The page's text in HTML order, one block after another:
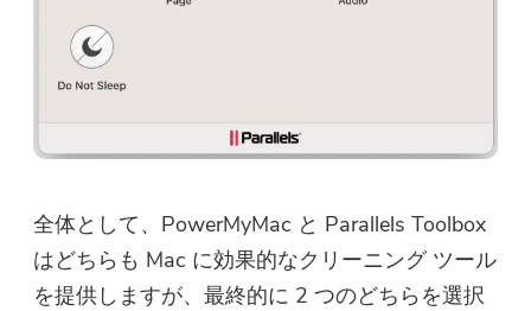
全体として、PowerMyMac と Parallels Toolbox
はどちらも Mac に効果的なクリーニング ツール
を提供しますが、最終的に 2 つのどちらを選択